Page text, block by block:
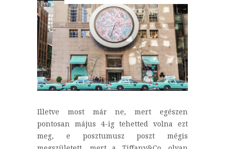
Illetve most már ne, mert egészen
pontosan május 4-ig tehetted volna ezt
meg, e posztumusz poszt mégis